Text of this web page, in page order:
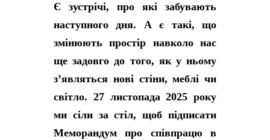
Є зустрічі, про які забувають
наступного дня. А є такі, що
змінюють простір навколо нас
ще задовго до того, як у ньому
з’являться нові стіни, меблі чи
світло. 27 листопада 2025 року
ми сіли за стіл, щоб підписати
Меморандум про співпрацю в